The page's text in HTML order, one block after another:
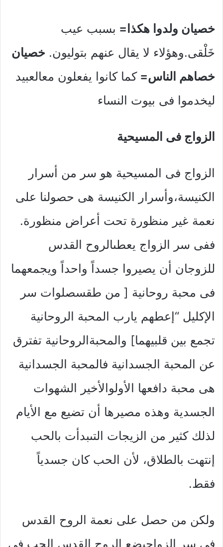
خصيان ولدوا هكذا= بسبب عيب
خَلْقى.وهؤلاء لا يقال عنهم بتوليون. خصيان
خصاهم الناس=كما كانوا يفعلون معالعبيد
ليخدموا فى بيوت النساء
الزواج فى المسيحية
الزواج فى المسيحية هو سر من أسرار
الكنيسة،وأسرار الكنيسة هى حصولنا على
نعمة غير منظورة تحت أعراض منظورة.
ففى سر الزواج يعطىالروح القدس
للزوجان أن يصيروا جسداً واحداً ويجمعهما
فى محبة روحانية [ من طقسصلوات سر
الإكليل “إعطهم يارب المحبة الروحانية
تجمع بين قلبيهما] والمحبةالروحانية تفترق
عن المحبة الجسدانية فالمحبة الجسدانية
هى محبة دافعها الأولوالأخير الشهوات
الجسدية وهذه مصيرها أن تضيع مع الأيام
لذلك كثير من الزيجات التىبدأت بالحب
إنتهت بالطلاق، لأن الحب كان جسدياً
فقط.
ولكن من حصل على نعمة الروح القدس
فى سر الزواجيضع الروح القدس الحب فى